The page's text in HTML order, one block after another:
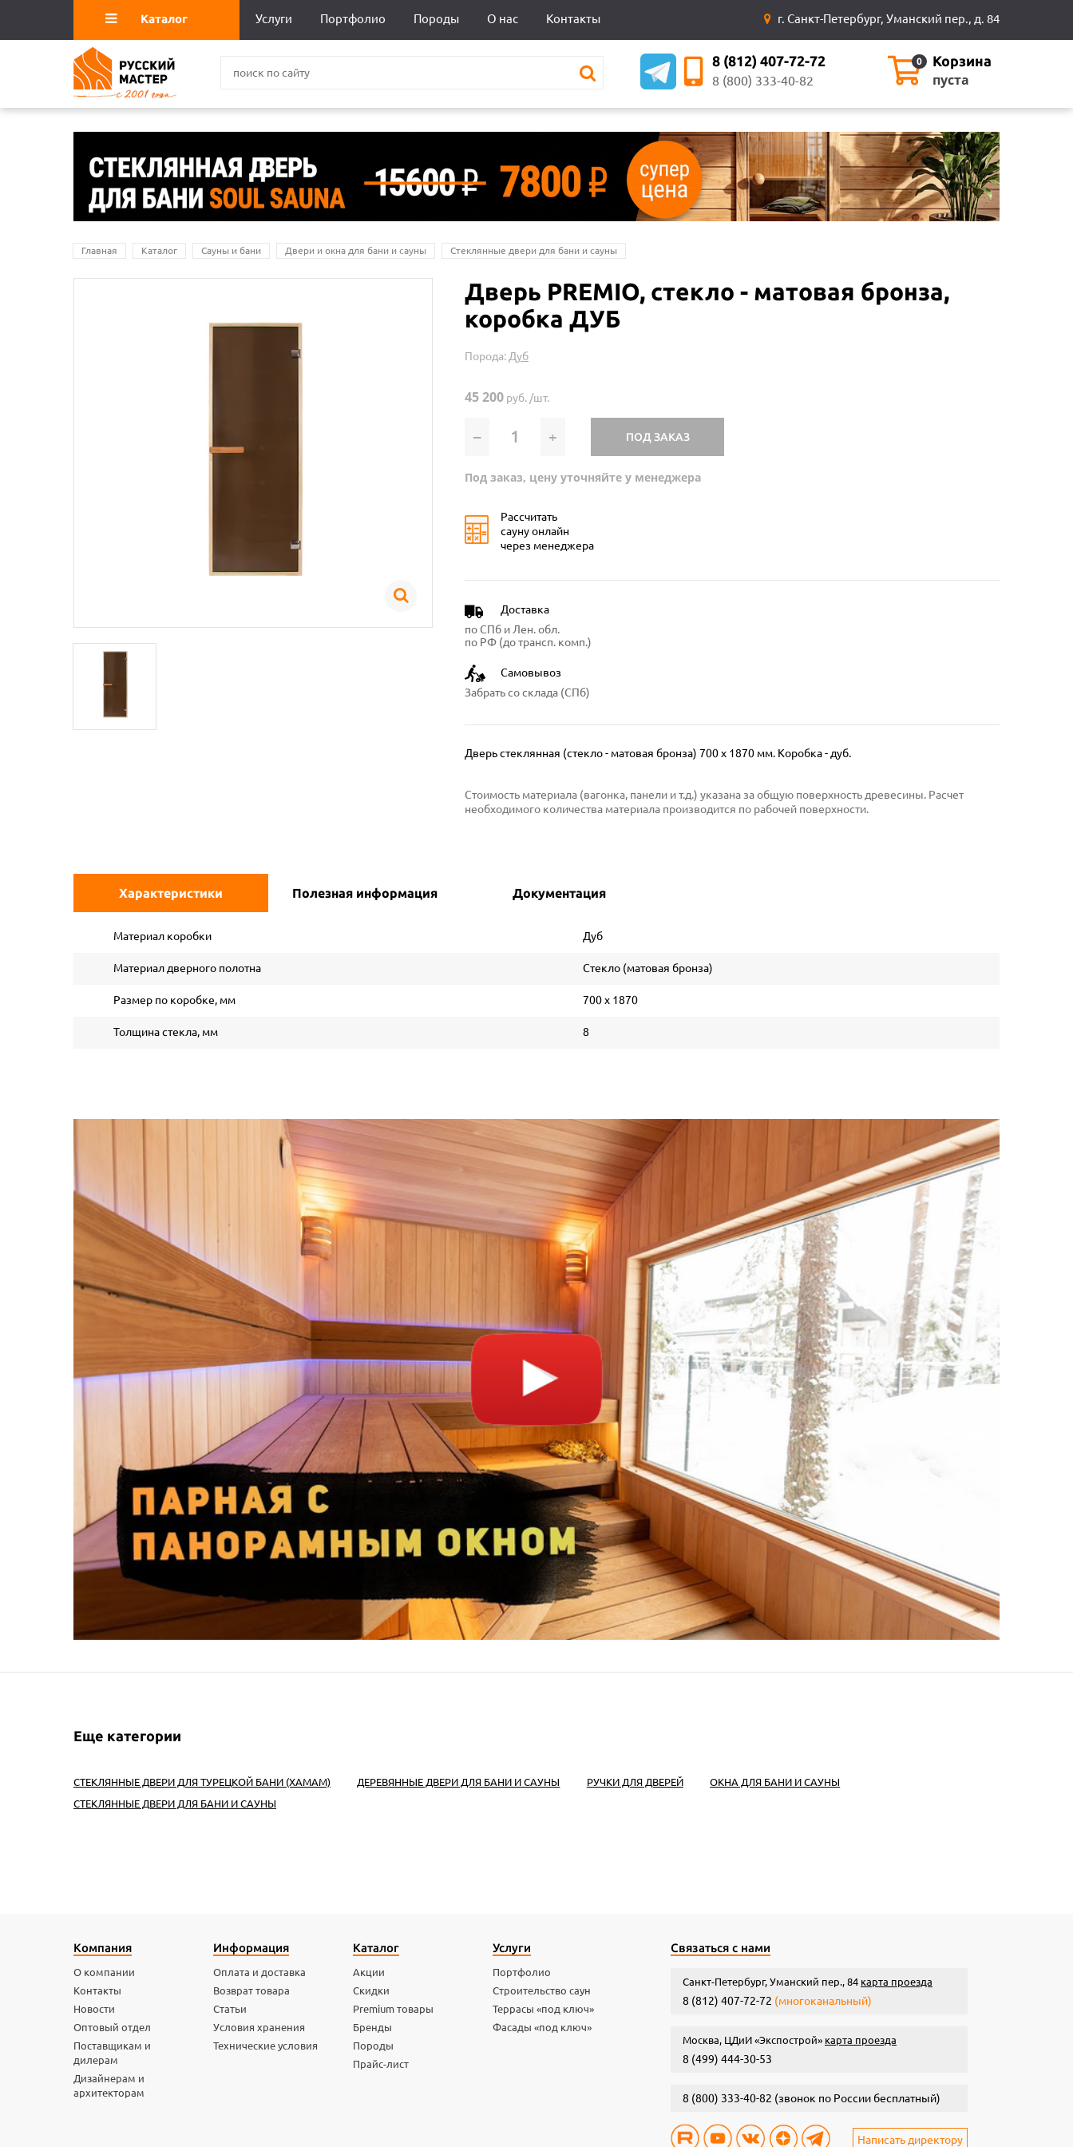
Каталог Услуги Портфолио Породы О нас Контакты г. Санкт-Петербург, Уманский пер., д. 84
Корзина
0
пуста
8 (812) 407-72-72
8 (800) 333-40-82
Главная Каталог Сауны и бани Двери и окна для бани и сауны Стеклянные двери для бани и сауны
Дверь PREMIO, стекло - матовая бронза,
коробка ДУБ
Порода: Дуб
45 200 руб. /шт.
– + ПОД ЗАКАЗ
Под заказ, цену уточняйте у менеджера
Рассчитать
сауну онлайн
через менеджера
Доставка
по СПб и Лен. обл.
по РФ (до трансп. комп.)
Самовывоз
Забрать со склада (СПб)
Дверь стеклянная (стекло - матовая бронза) 700 х 1870 мм. Коробка - дуб.
Стоимость материала (вагонка, панели и т.д.) указана за общую поверхность древесины. Расчет
необходимого количества материала производится по рабочей поверхности.
Характеристики Полезная информация Документация
Материал коробки Дуб
Материал дверного полотна Стекло (матовая бронза)
Размер по коробке, мм 700 х 1870
Толщина стекла, мм 8
Еще категории
СТЕКЛЯННЫЕ ДВЕРИ ДЛЯ ТУРЕЦКОЙ БАНИ (ХАМАМ) ДЕРЕВЯННЫЕ ДВЕРИ ДЛЯ БАНИ И САУНЫ РУЧКИ ДЛЯ ДВЕРЕЙ
ОКНА ДЛЯ БАНИ И САУНЫ
СТЕКЛЯННЫЕ ДВЕРИ ДЛЯ БАНИ И САУНЫ
Компания
О компании
Контакты
Новости
Оптовый отдел
Поставщикам и
дилерам
Дизайнерам и
архитекторам
Информация
Оплата и доставка
Возврат товара
Статьи
Условия хранения
Технические условия
Каталог
Акции
Скидки
Premium товары
Бренды
Породы
Прайс-лист
Услуги
Портфолио
Строительство саун
Террасы «под ключ»
Фасады «под ключ»
Связаться с нами
Санкт-Петербург, Уманский пер., 84 карта проезда
8 (812) 407-72-72 (многоканальный)
Москва, ЦДиИ «Экспострой» карта проезда
8 (499) 444-30-53
8 (800) 333-40-82 (звонок по России бесплатный)
Написать директору